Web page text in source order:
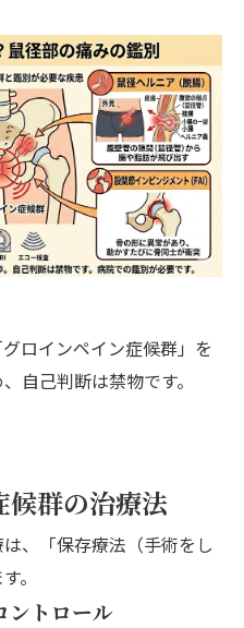
ロインペイン症候群」を
自己判断は禁物です。
候群の治療法
、「保存療法（手術をし
。
ントロール